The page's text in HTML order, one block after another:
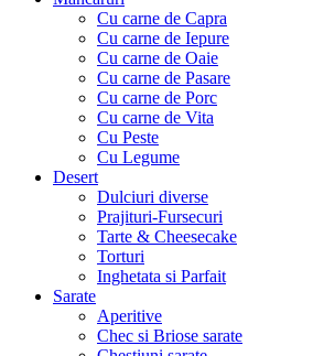
Cu carne de Capra
Cu carne de Iepure
Cu carne de Oaie
Cu carne de Pasare
Cu carne de Porc
Cu carne de Vita
Cu Peste
Cu Legume
Desert
Dulciuri diverse
Prajituri-Fursecuri
Tarte & Cheesecake
Torturi
Inghetata si Parfait
Sarate
Aperitive
Chec si Briose sarate